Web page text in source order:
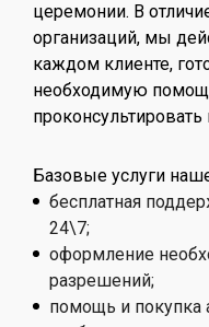
церемонии. В
организаций, мы
каждом клиенте,
необходимую
проконсультировать
Базовые услуги
бесплатная
24\7;
оформление
разрешений;
помощь и покупка